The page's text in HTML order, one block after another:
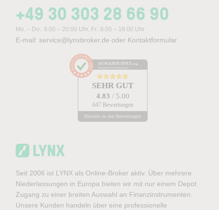
+49 30 303 28 66 90
Mo. – Do.: 8:00 – 20:00 Uhr, Fr.: 8:00 – 18:00 Uhr
E-mail: service@lynxbroker.de oder Kontaktformular
AUSGEZEICHNET .org
Kundenbewertungen
SEHR GUT
4.83 / 5.00
647 Bewertungen
Hinweis zu den Bewertungen
Seit 2006 ist LYNX als Online-Broker aktiv. Über mehrere
Niederlassungen in Europa bieten wir mit nur einem Depot
Zugang zu einer breiten Auswahl an Finanzinstrumenten.
Unsere Kunden handeln über eine professionelle